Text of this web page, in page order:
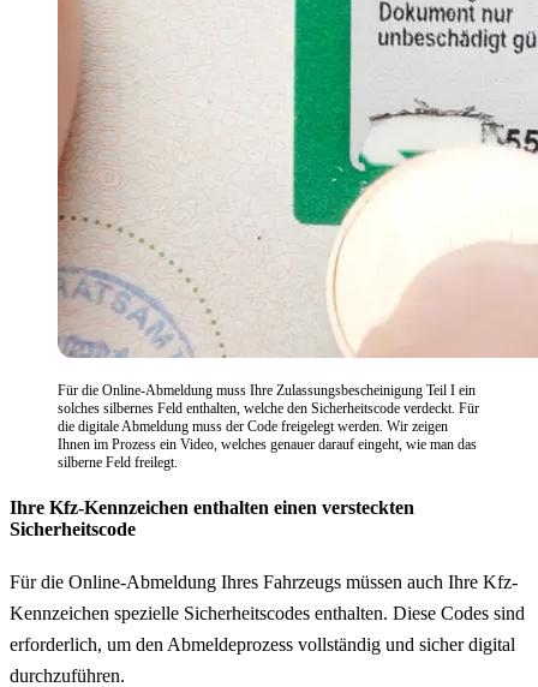
Für die Online-Abmeldung muss Ihre Zulassungsbescheinigung Teil I ein
solches silbernes Feld enthalten, welche den Sicherheitscode verdeckt. Für
die digitale Abmeldung muss der Code freigelegt werden. Wir zeigen
Ihnen im Prozess ein Video, welches genauer darauf eingeht, wie man das
silberne Feld freilegt.
Ihre Kfz-Kennzeichen enthalten einen versteckten
Sicherheitscode
Für die Online-Abmeldung Ihres Fahrzeugs müssen auch Ihre Kfz-
Kennzeichen spezielle Sicherheitscodes enthalten. Diese Codes sind
erforderlich, um den Abmeldeprozess vollständig und sicher digital
durchzuführen.